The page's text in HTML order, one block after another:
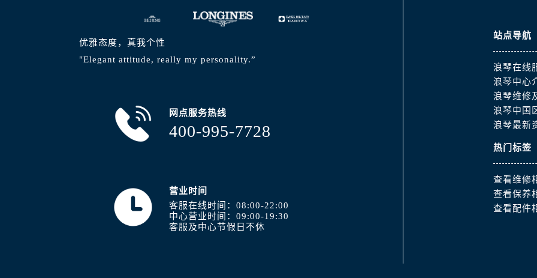
优雅态度，真我个性
"Elegant attitude, really my personality.”
网点服务热线
400-995-7728
营业时间
客服在线时间：08:00-22:00
中心营业时间：09:00-19:30
客服及中心节假日不休
站点导航
浪琴在线
浪琴中心
浪琴维修
浪琴中国
浪琴最新
热门标签
查看维修
查看保养
查看配件